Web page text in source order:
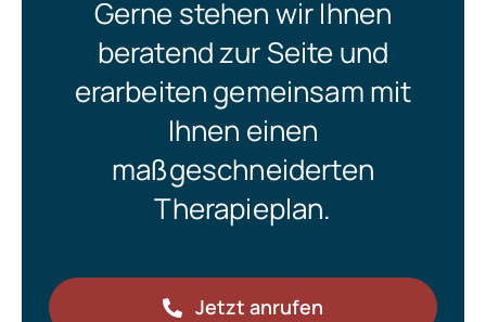
Gerne stehen wir Ihnen
beratend zur Seite und
erarbeiten gemeinsam mit
Ihnen einen
maßgeschneiderten
Therapieplan.
Jetzt anrufen